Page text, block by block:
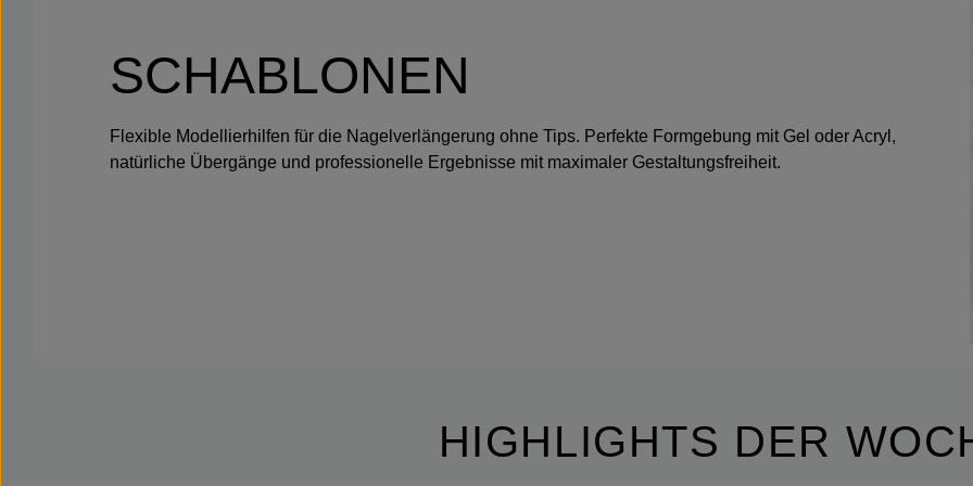
SCHABLONEN
Flexible Modellierhilfen für die Nagelverlängerung ohne Tips. Perfekte Formgebung mit Gel oder Acryl,
natürliche Übergänge und professionelle Ergebnisse mit maximaler Gestaltungsfreiheit.
HIGHLIGHTS DER